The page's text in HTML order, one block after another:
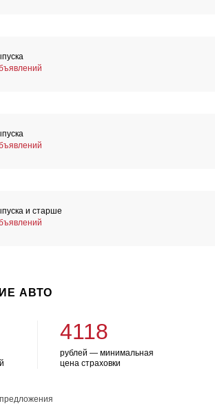
и старше
АВТО
4118
рублей — минимальная
цена страховки